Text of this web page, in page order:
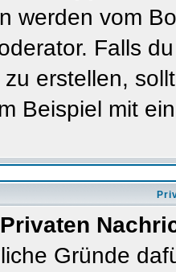
werden vom
Falls
erstellen,
Beispiel mit
Gründe